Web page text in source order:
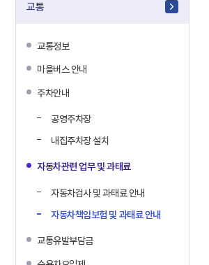
교통
교통정보
마을버스 안내
주차안내
공영주차장
내집주차장 설치
자동차관련 업무 및 과태료
자동차검사 및 과태료 안내
자동차책임보험 및 과태료 안내
교통유발부담금